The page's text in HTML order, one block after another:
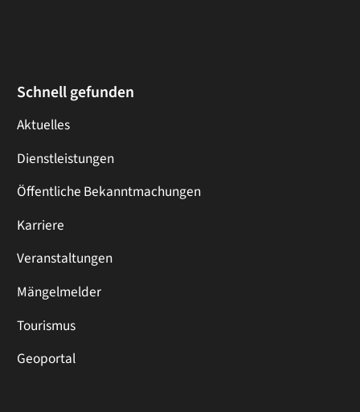
Schnell gefunden
Aktuelles
Dienstleistungen
Öffentliche Bekanntmachungen
Karriere
Veranstaltungen
Mängelmelder
Tourismus
Geoportal